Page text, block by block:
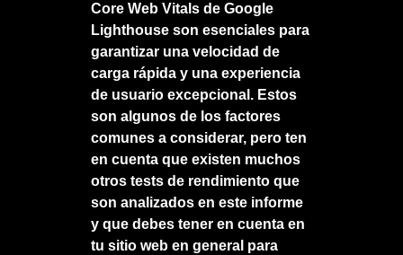
Core Web Vitals de Google
Lighthouse son esenciales para
garantizar una velocidad de
carga rápida y una experiencia
de usuario excepcional. Estos
son algunos de los factores
comunes a considerar, pero ten
en cuenta que existen muchos
otros tests de rendimiento que
son analizados en este informe
y que debes tener en cuenta en
tu sitio web en general para